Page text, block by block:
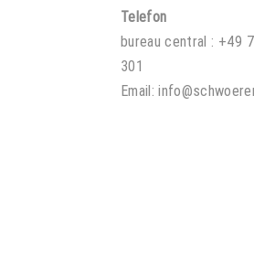
Telefon
bureau central : +49
301
Email: